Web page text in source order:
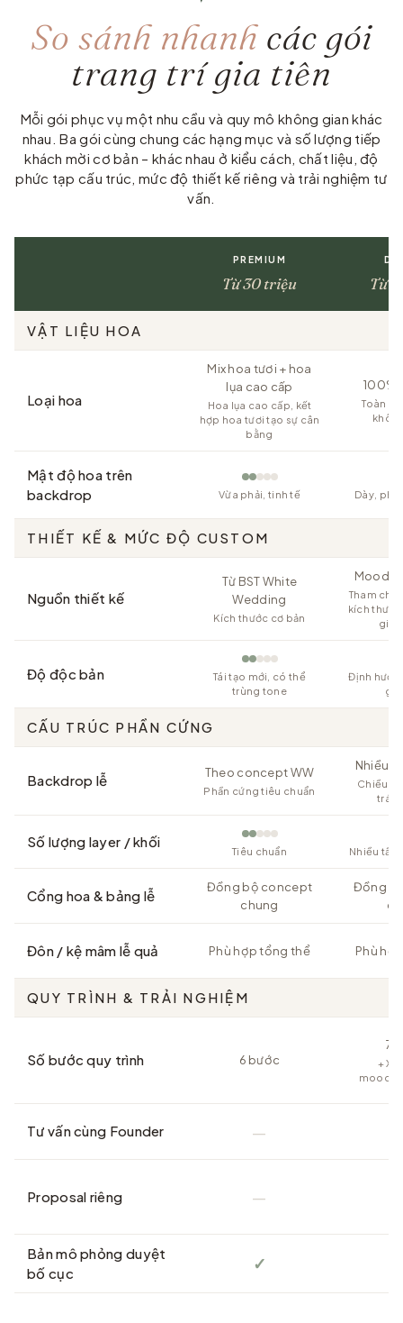
So sánh nhanh các gói
trang trí gia tiên
Mỗi gói phục vụ một nhu cầu và quy mô không gian khác
nhau. Ba gói cùng chung các hạng mục và số lượng tiếp
khách mời cơ bản – khác nhau ở kiểu cách, chất liệu, độ
phức tạp cấu trúc, mức độ thiết kế riêng và trải nghiệm tư
vấn.
PREMIUM
Từ 30 triệu Từ
VẬT LIỆU HOA
Loại hoa
Mix hoa tươi + hoa
lụa cao cấp
Hoa lụa cao cấp, kết
hợp hoa tươi tạo sự cân
bằng
100%
Toàn
Mật độ hoa trên
backdrop
Vừa phải, tinh tế Dày, phủ
THIẾT KẾ & MỨC ĐỘ CUSTOM
Nguồn thiết kế
Từ BST White
Wedding
Kích thước cơ bản
Tham
kích
Độ độc bản
Tái tạo mới, có thể
trùng tone
Định
CẤU TRÚC PHẦN CỨNG
Backdrop lễ Theo concept WW
Phần cứng tiêu chuẩn
Nhiều
Chiều
Số lượng layer / khối
Tiêu chuẩn Nhiều
Cổng hoa & bảng lễ
Đồng bộ concept
chung
Đồng
Đôn / kệ mâm lễ quả Phù hợp tổng thể Phù
QUY TRÌNH & TRẢI NGHIỆM
Số bước quy trình 6 bước
7
+
Tư vấn cùng Founder —
Proposal riêng —
Bản mô phỏng duyệt
bố cục
✓